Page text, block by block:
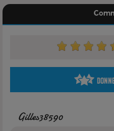
140ml + 6 flacons 10ml de
Pack 3mg en PG/VG: 30/70:
Pack 6mg en PG/VG: 30/70:
140ml + 6 flacons 10ml de
Gilles38590